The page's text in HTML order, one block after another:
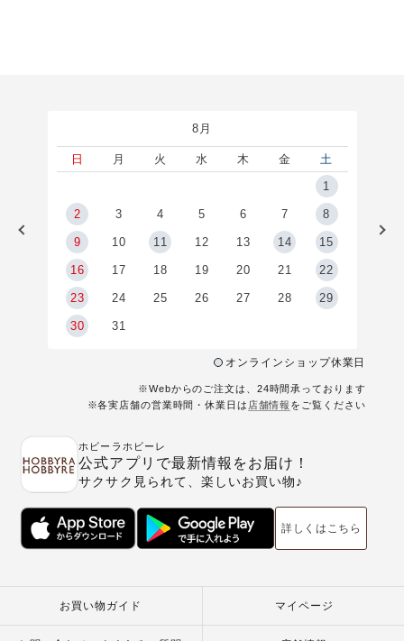
8月
日 月 火 水 木 金
土
1
2 3 4 5 6 7 8
9 10 11 12 13 14 15
16 17 18 19 20 21 22
23 24 25 26 27 28 29
30 31
オンラインショップ休業日
※Webからのご注文は、24時間承っております
※各実店舗の営業時間・休業日は 店舗情報 をご覧ください
ホビーラホビーレ
公式アプリで最新情報をお届け！
サクサク見られて、楽しいお買い物♪
詳しくはこちら
お買い物ガイド マイページ